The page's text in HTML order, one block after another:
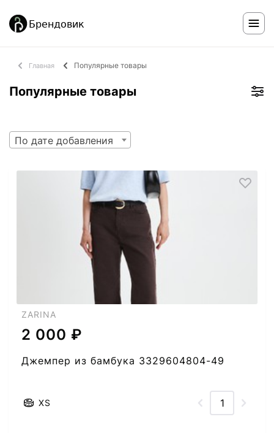
Главная Популярные товары
Популярные товары
По дате добавления
ZARINA
2 000 ₽
Джемпер из бамбука 3329604804-49
XS